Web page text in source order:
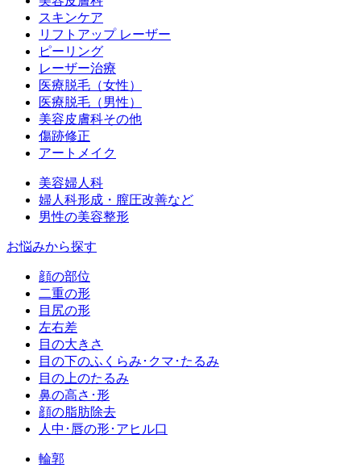
スキンケア
リフトアップ レーザー
ピーリング
レーザー治療
医療脱毛（女性）
医療脱毛（男性）
美容皮膚科その他
傷跡修正
アートメイク
美容婦人科
婦人科形成・膣圧改善など
男性の美容整形
お悩みから探す
顔の部位
二重の形
目尻の形
左右差
目の大きさ
目の下のふくらみ･クマ･たるみ
目の上のたるみ
鼻の高さ･形
顔の脂肪除去
人中･唇の形･アヒル口
輪郭